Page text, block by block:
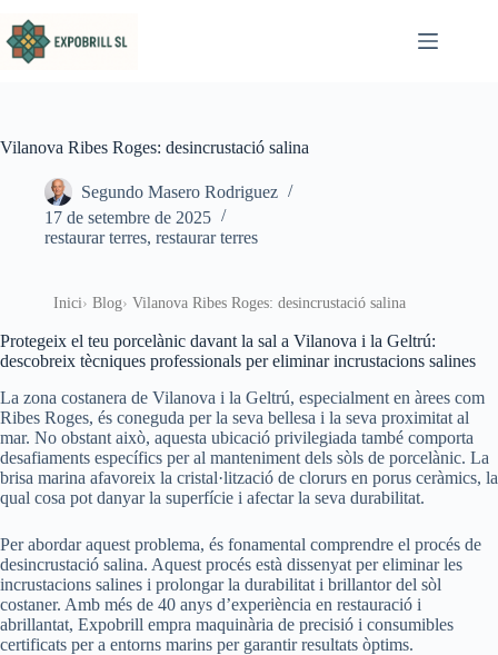
Vilanova Ribes Roges: desincrustació salina
Segundo Masero Rodriguez
17 de setembre de 2025
restaurar terres, restaurar terres
Inici Blog Vilanova Ribes Roges: desincrustació salina
Protegeix el teu porcelànic davant la sal a Vilanova i la Geltrú:
descobreix tècniques professionals per eliminar incrustacions salines
La zona costanera de Vilanova i la Geltrú, especialment en àrees com
Ribes Roges, és coneguda per la seva bellesa i la seva proximitat al
mar. No obstant això, aquesta ubicació privilegiada també comporta
desafiaments específics per al manteniment dels sòls de porcelànic. La
brisa marina afavoreix la cristal·lització de clorurs en porus ceràmics, la
qual cosa pot danyar la superfície i afectar la seva durabilitat.
Per abordar aquest problema, és fonamental comprendre el procés de
desincrustació salina. Aquest procés està dissenyat per eliminar les
incrustacions salines i prolongar la durabilitat i brillantor del sòl
costaner. Amb més de 40 anys d’experiència en restauració i
abrillantat, Expobrill empra maquinària de precisió i consumibles
certificats per a entorns marins per garantir resultats òptims.